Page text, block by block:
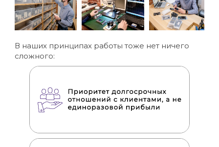
В наших принципах работы тоже нет ничего
сложного: